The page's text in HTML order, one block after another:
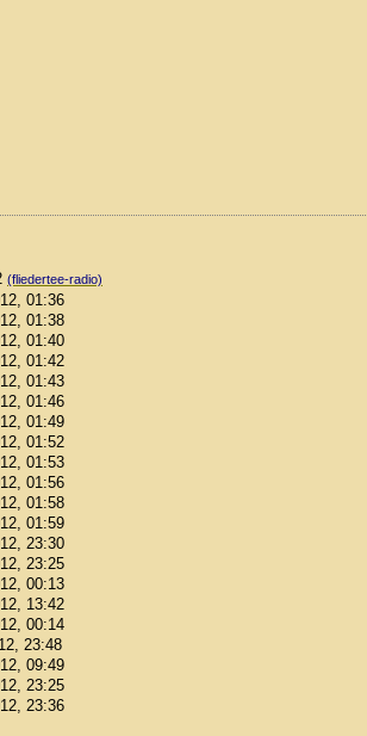
(fliedertee-radio)
01:36
01:38
01:40
01:42
01:43
01:46
01:49
01:52
01:53
01:56
01:58
01:59
23:30
23:25
00:13
13:42
00:14
23:48
09:49
23:25
23:36